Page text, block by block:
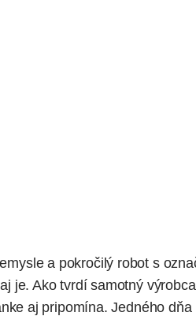
a pokročilý robot s
je. Ako tvrdí samotný
aj pripomína. Jedného dňa